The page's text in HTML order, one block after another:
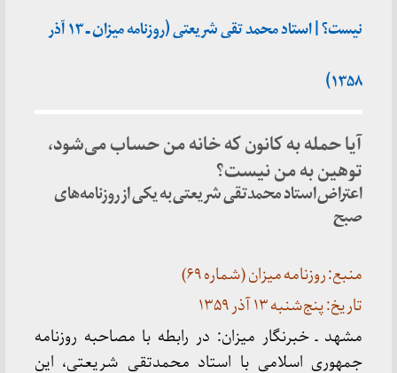
نیست؟ | استاد محمد تقی شریعتی (روزنامه میزان ـ ۱۳ آذر
۱۳۵۸)
آیا حمله به کانون که خانه من حساب می‌شود،
توهین به من نیست؟
اعتراض استاد محمدتقی شریعتی به یکی از روزنامه‌های
صبح
منبع: روزنامه میزان (شماره ۶۹)
تاریخ: پنج‌شنبه ۱۳ آذر ۱۳۵۹
مشهد ـ خبرنگار میزان: در رابطه با مصاحبه روزنامه
جمهوری اسلامی با استاد محمدتقی شریعتی، این